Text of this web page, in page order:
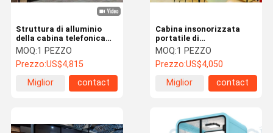
Struttura di alluminio
della cabina telefonica
insonorizzata acustica
per area pubblica
MOQ:1 PEZZO
Prezzo:US$4,815
Miglior
contact
Cabina insonorizzata
portatile di
addestramento dello
strumento di musica
MOQ:1 PEZZO
Prezzo:US$4,050
Miglior
contact